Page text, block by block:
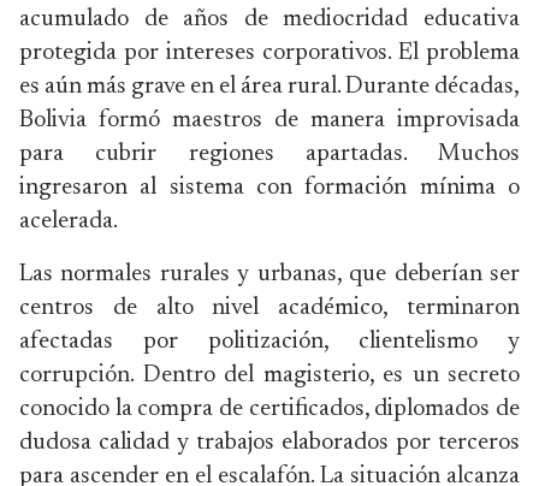
acumulado de años de mediocridad educativa
protegida por intereses corporativos. El problema
es aún más grave en el área rural. Durante décadas,
Bolivia formó maestros de manera improvisada
para cubrir regiones apartadas. Muchos
ingresaron al sistema con formación mínima o
acelerada.
Las normales rurales y urbanas, que deberían ser
centros de alto nivel académico, terminaron
afectadas por politización, clientelismo y
corrupción. Dentro del magisterio, es un secreto
conocido la compra de certificados, diplomados de
dudosa calidad y trabajos elaborados por terceros
para ascender en el escalafón. La situación alcanza